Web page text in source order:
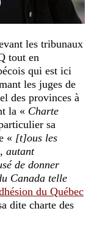
les tribunaux
tout en
qui est ici
les juges de
des provinces à
la « Charte
sa
« [t]ous les
autant
de donner
Canada telle
du Québec
dite charte des